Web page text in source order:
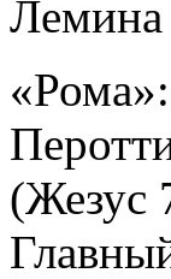
Лемина
(Жезус